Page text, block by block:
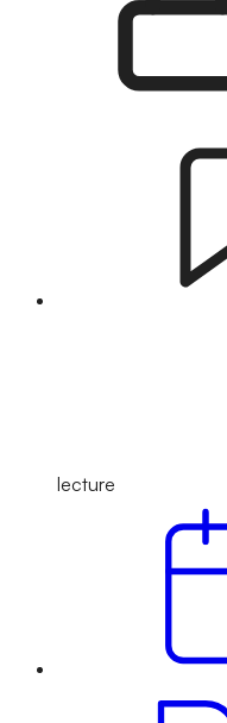
lecture